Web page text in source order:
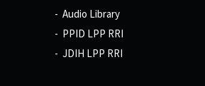
Audio Library
PPID LPP RRI
JDIH LPP RRI